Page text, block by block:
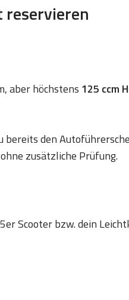
reservieren
aber höchstens 125 ccm
bereits den
zusätzliche Prüfung.
Scooter bzw. dein